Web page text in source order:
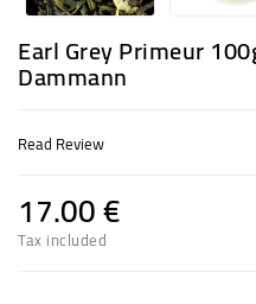
Earl Grey Primeur
Dammann
Read Review
17.00 €
Tax included